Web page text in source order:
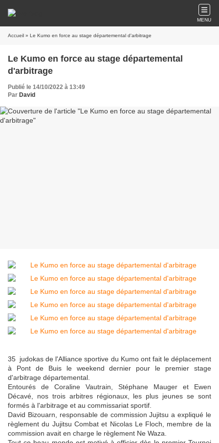
MENU
Accueil » Le Kumo en force au stage départemental d'arbitrage
Le Kumo en force au stage départemental
d'arbitrage
Publié le 14/10/2022 à 13:49
Par David
35 judokas de l'Alliance sportive du Kumo ont fait le déplacement
à Pont de Buis le weekend dernier pour le premier stage
d'arbitrage départemental.
Entourés de Coraline Vautrain, Stéphane Mauger et Ewen
Décavé, nos trois arbitres régionaux, les plus jeunes se sont
formés à l'arbitrage et au commissariat sportif.
David Bizouarn, responsable de commission Jujitsu a expliqué le
règlement du Jujitsu Combat et Nicolas Le Floch, membre de la
commission avait en charge le règlement Ne Waza.